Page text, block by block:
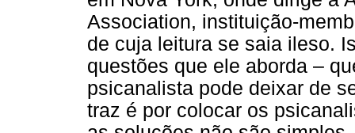
Association, instituição-
de cuja leitura se saia ileso.
questões que ele aborda –
psicanalista pode deixar de
traz é por colocar os